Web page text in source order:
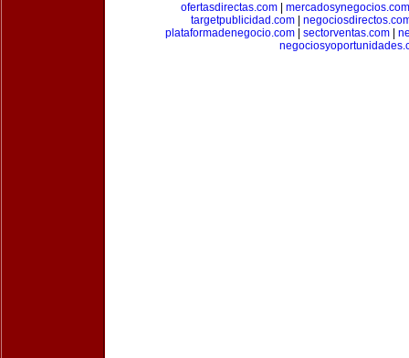
ofertasdirectas.com
mercadosynegocios.com
targetpublicidad.com
plataformadenegocio.com| sectorventas.com|